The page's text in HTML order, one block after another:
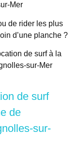
Mer
de rider les plus
d’une planche ?
de surf à la
sur-Mer
de surf
de
sur-